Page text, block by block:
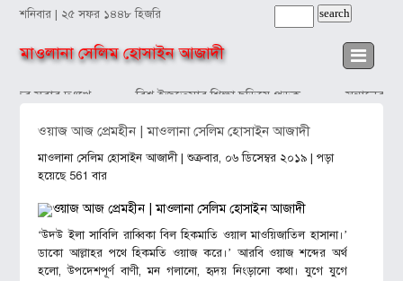
শনিবার | ২৫ সফর ১৪৪৮ হিজরি
মাওলানা সেলিম হোসাইন আজাদী
সবার দুঃখে বিশ্ব ইজতেমার শিক্ষা ছড়িয়ে পড়ুক সন্তানের
ওয়াজ আজ প্রেমহীন | মাওলানা সেলিম হোসাইন আজাদী
মাওলানা সেলিম হোসাইন আজাদী| শুক্রবার, ০৬ ডিসেম্বর ২০১৯ | পড়া
হয়েছে 561 বার
‘উদউ ইলা সাবিলি রাব্বিকা বিল হিকমাতি ওয়াল মাওয়িজাতিল হাসানা।’
ডাকো আল্লাহর পথে হিকমতি ওয়াজ করে।’ আরবি ওয়াজ শব্দের অর্থ
হলো, উপদেশপূর্ণ বাণী, মন গলানো, হৃদয় নিংড়ানো কথা। যুগে যুগে